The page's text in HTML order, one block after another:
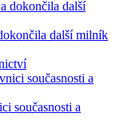
další milník
současnosti a